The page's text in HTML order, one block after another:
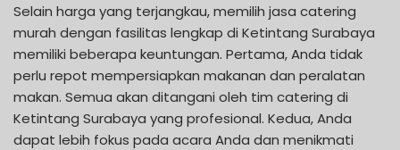
Selain harga yang terjangkau, memilih jasa catering
murah dengan fasilitas lengkap di Ketintang Surabaya
memiliki beberapa keuntungan. Pertama, Anda tidak
perlu repot mempersiapkan makanan dan peralatan
makan. Semua akan ditangani oleh tim catering di
Ketintang Surabaya yang profesional. Kedua, Anda
dapat lebih fokus pada acara Anda dan menikmati